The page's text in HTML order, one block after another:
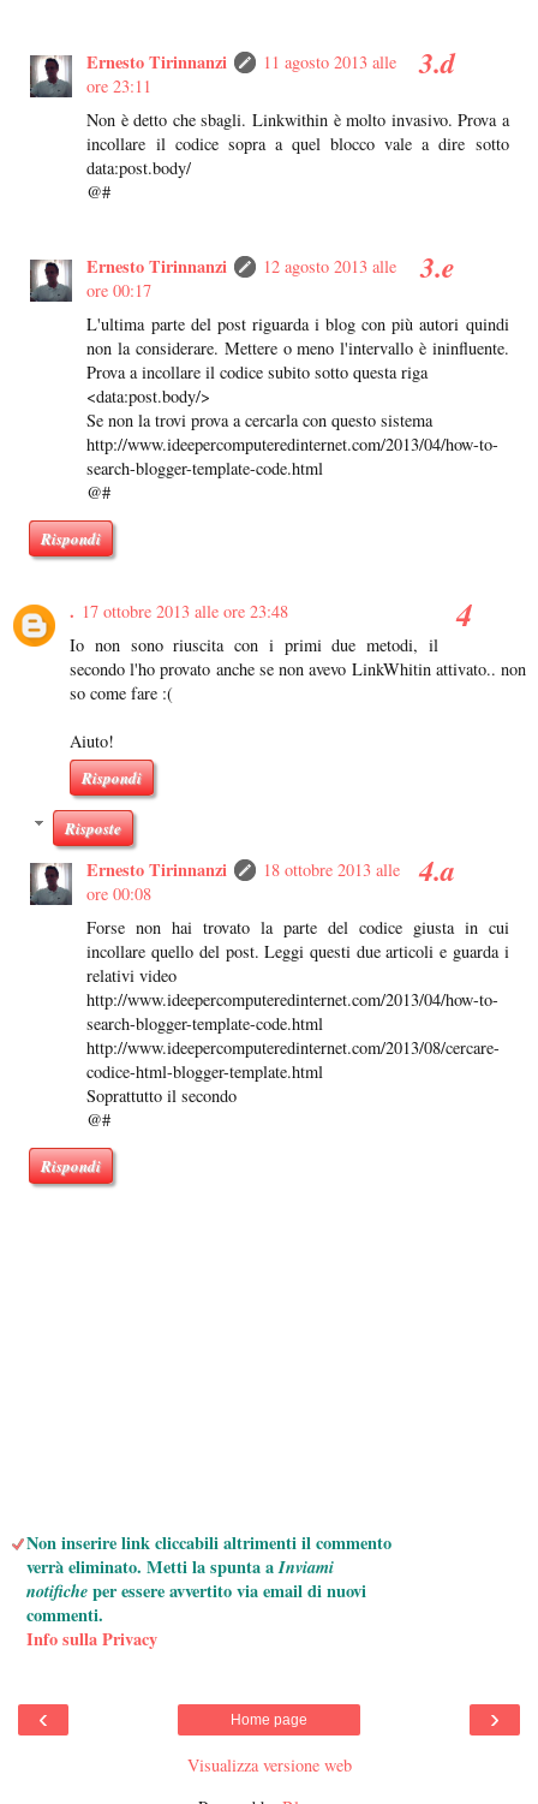
Ernesto Tirinnanzi
11 agosto 2013 alle
ore 23:11
Non è detto che sbagli. Linkwithin è molto invasivo. Prova a
incollare il codice sopra a quel blocco vale a dire sotto
data:post.body/
@#
Ernesto Tirinnanzi
12 agosto 2013 alle
ore 00:17
L'ultima parte del post riguarda i blog con più autori quindi
non la considerare. Mettere o meno l'intervallo è ininfluente.
Prova a incollare il codice subito sotto questa riga
<data:post.body/>
Se non la trovi prova a cercarla con questo sistema
http://www.ideepercomputeredinternet.com/2013/04/how-to-
search-blogger-template-code.html
@#
Rispondi
. 17 ottobre 2013 alle ore 23:48
Io non sono riuscita con i primi due metodi, il
secondo l'ho provato anche se non avevo LinkWhitin attivato.. non
so come fare :(
Aiuto!
Rispondi
Risposte
Ernesto Tirinnanzi
18 ottobre 2013 alle
ore 00:08
Forse non hai trovato la parte del codice giusta in cui
incollare quello del post. Leggi questi due articoli e guarda i
relativi video
http://www.ideepercomputeredinternet.com/2013/04/how-to-
search-blogger-template-code.html
http://www.ideepercomputeredinternet.com/2013/08/cercare-
codice-html-blogger-template.html
Soprattutto il secondo
@#
Rispondi
Non inserire link cliccabili altrimenti il commento
verrà eliminato. Metti la spunta aInviami
notificheper essere avvertito via email di nuovi
commenti.
Info sulla Privacy
‹ ›
Home page
Visualizza versione web